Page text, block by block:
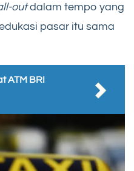
outdalam tempo yang
pasar itu sama
ATM BRI